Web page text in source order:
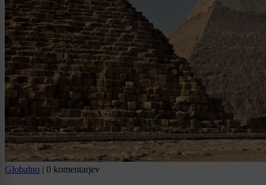
Globalno | 0 komentarjev